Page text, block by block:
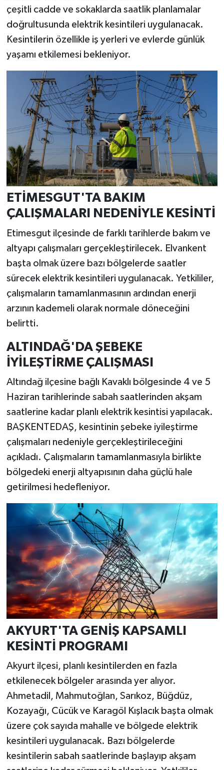
çeşitli cadde ve sokaklarda saatlik planlamalar
doğrultusunda elektrik kesintileri uygulanacak.
Kesintilerin özellikle iş yerleri ve evlerde günlük
yaşamı etkilemesi bekleniyor.
ETİMESGUT'TA BAKIM
ÇALIŞMALARI NEDENİYLE KESİNTİ
Etimesgut ilçesinde de farklı tarihlerde bakım ve
altyapı çalışmaları gerçekleştirilecek. Elvankent
başta olmak üzere bazı bölgelerde saatler
sürecek elektrik kesintileri uygulanacak. Yetkililer,
çalışmaların tamamlanmasının ardından enerji
arzının kademeli olarak normale döneceğini
belirtti.
ALTINDAĞ'DA ŞEBEKE
İYİLEŞTİRME ÇALIŞMASI
Altındağ ilçesine bağlı Kavaklı bölgesinde 4 ve 5
Haziran tarihlerinde sabah saatlerinden akşam
saatlerine kadar planlı elektrik kesintisi yapılacak.
BAŞKENTEDAŞ, kesintinin şebeke iyileştirme
çalışmaları nedeniyle gerçekleştirileceğini
açıkladı. Çalışmaların tamamlanmasıyla birlikte
bölgedeki enerji altyapısının daha güçlü hale
getirilmesi hedefleniyor.
AKYURT'TA GENİŞ KAPSAMLI
KESİNTİ PROGRAMI
Akyurt ilçesi, planlı kesintilerden en fazla
etkilenecek bölgeler arasında yer alıyor.
Ahmetadil, Mahmutoğlan, Sarıkoz, Büğdüz,
Kozayağı, Cücük ve Karagöl Kışlacık başta olmak
üzere çok sayıda mahalle ve bölgede elektrik
kesintileri uygulanacak. Bazı bölgelerde
kesintilerin sabah saatlerinde başlayıp akşam